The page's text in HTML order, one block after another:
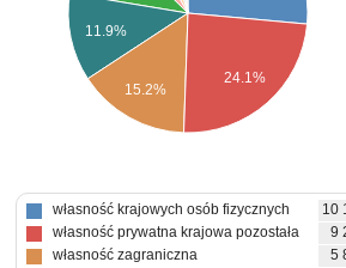
11.9%
15.2%
24.1%
własność krajowych osób fizycznych 10
własność prywatna krajowa pozostała
9
własność zagraniczna
5